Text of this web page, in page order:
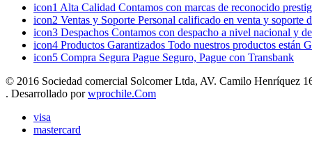
icon1 Alta Calidad Contamos con marcas de reconocido
icon2 Ventas y Soporte Personal calificado en venta y soporte
icon3 Despachos Contamos con despacho a nivel nacional y
icon4 Productos Garantizados Todo nuestros productos están
icon5 Compra Segura Pague Seguro, Pague con Transbank
© 2016 Sociedad comercial Solcomer Ltda, AV. Camilo Henríquez
. Desarrollado porwprochile.Com
visa
mastercard